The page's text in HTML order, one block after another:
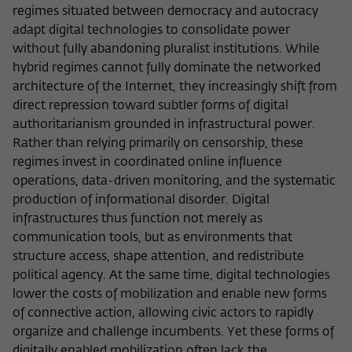
regimes situated between democracy and autocracy
adapt digital technologies to consolidate power
without fully abandoning pluralist institutions. While
hybrid regimes cannot fully dominate the networked
architecture of the Internet, they increasingly shift from
direct repression toward subtler forms of digital
authoritarianism grounded in infrastructural power.
Rather than relying primarily on censorship, these
regimes invest in coordinated online influence
operations, data-driven monitoring, and the systematic
production of informational disorder. Digital
infrastructures thus function not merely as
communication tools, but as environments that
structure access, shape attention, and redistribute
political agency. At the same time, digital technologies
lower the costs of mobilization and enable new forms
of connective action, allowing civic actors to rapidly
organize and challenge incumbents. Yet these forms of
Zweck
der/die Besucher:in durch eine Verlinkung
auf wiko-berlin.de weitergeleitet wurde.
Name _pk_ses
Anbieter
Laufzeit 30 Minuten
Zweck
Dieses kurzlebige Cookie wird dazu
verwendet, vorübergehend Daten über
den aktuellen Aufenthalt des Besuchs auf
der Webseite des Wissenschaftskollegs
zu speichern.
können